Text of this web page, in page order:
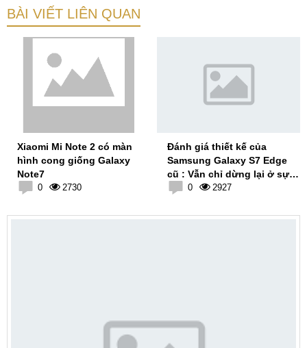
BÀI VIẾT LIÊN QUAN
Xiaomi Mi Note 2 có màn
hình cong giống Galaxy
Note7
0 2730
Đánh giá thiết kế của
Samsung Galaxy S7 Edge
cũ : Vẫn chỉ dừng lại ở sự
an toàn
0 2927